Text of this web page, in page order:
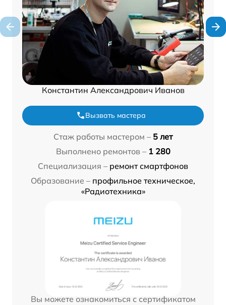
Константин Александрович Иванов
Вызвать мастера
Стаж работы мастером – 5 лет
Выполнено ремонтов – 1 280
Специализация – ремонт смартфонов
Образование – профильное техническое,
«Радиотехника»
Вы можете ознакомиться с сертификатом